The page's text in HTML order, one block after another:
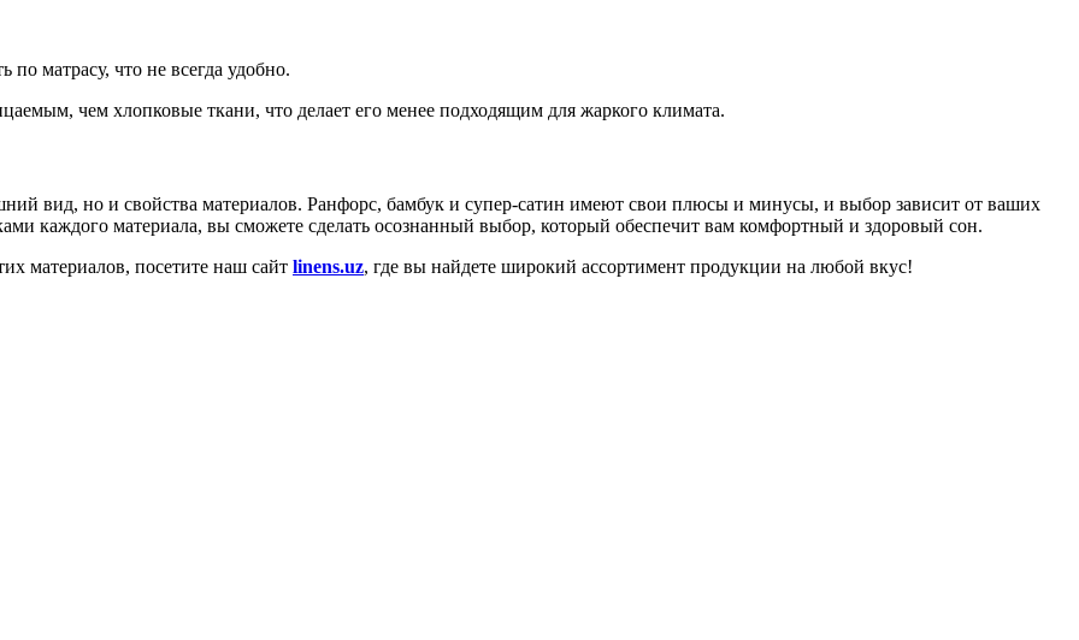
по матрасу, что не всегда удобно.
чем хлопковые ткани, что делает его менее подходящим для жаркого климата.
вид, но и свойства материалов. Ранфорс, бамбук и супер-сатин имеют свои плюсы и минусы, и выбор зависит от ваших
каждого материала, вы сможете сделать осознанный выбор, который обеспечит вам комфортный и здоровый сон.
материалов, посетите наш сайт linens.uz, где вы найдете широкий ассортимент продукции на любой вкус!